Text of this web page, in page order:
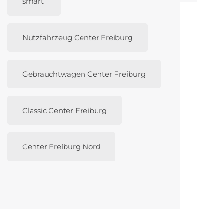
Nutzfahrzeug Center Freiburg
Gebrauchtwagen Center Freiburg
Classic Center Freiburg
Center Freiburg Nord